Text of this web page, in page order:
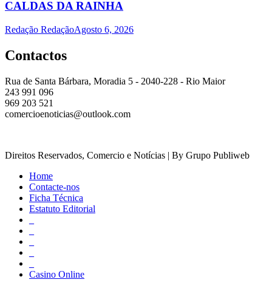
CALDAS DA RAINHA
Redação RedaçãoAgosto 6, 2026
Contactos
Rua de Santa Bárbara, Moradia 5 - 2040-228 - Rio Maior
243 991 096
969 203 521
comercioenoticias@outlook.com
Direitos Reservados, Comercio e Notícias | By Grupo Publiweb
Home
Contacte-nos
Ficha Técnica
Estatuto Editorial
Casino Online